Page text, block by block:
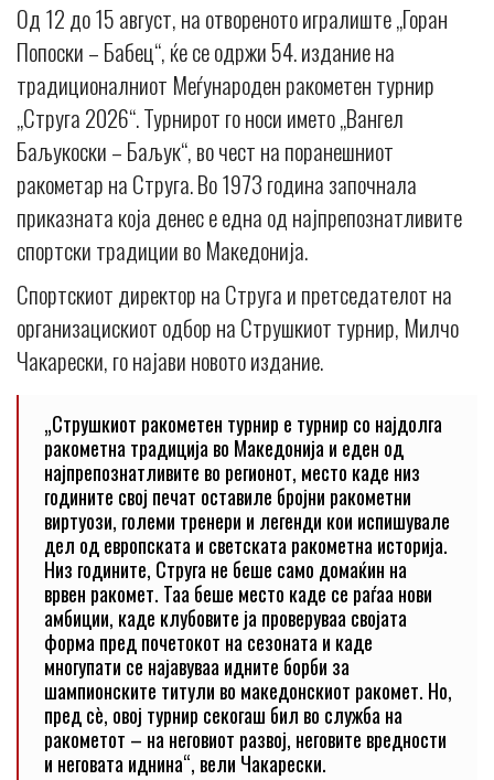
Од 12 до 15 август, на отвореното игралиште „Горан
Попоски – Бабец“, ќе се одржи 54. издание на
традиционалниот Меѓународен ракометен турнир
„Струга 2026“. Турнирот го носи името „Вангел
Баљукоски – Баљук“, во чест на поранешниот
ракометар на Струга. Во 1973 година започнала
приказната која денес е една од најпрепознатливите
спортски традиции во Македонија.
Спортскиот директор на Струга и претседателот на
организацискиот одбор на Струшкиот турнир, Милчо
Чакарески, го најави новото издание.
„Струшкиот ракометен турнир е турнир со најдолга
ракометна традиција во Македонија и еден од
најпрепознатливите во регионот, место каде низ
годините свој печат оставиле бројни ракометни
виртуози, големи тренери и легенди кои испишувале
дел од европската и светската ракометна историја.
Низ годините, Струга не беше само домаќин на
врвен ракомет. Таа беше место каде се раѓаа нови
амбиции, каде клубовите ја проверуваа својата
форма пред почетокот на сезоната и каде
многупати се најавуваа идните борби за
шампионските титули во македонскиот ракомет. Но,
пред сè, овој турнир секогаш бил во служба на
ракометот – на неговиот развој, неговите вредности
и неговата иднина“, вели Чакарески.